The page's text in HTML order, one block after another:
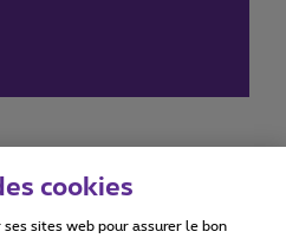
cookies
sites web pour assurer le bon